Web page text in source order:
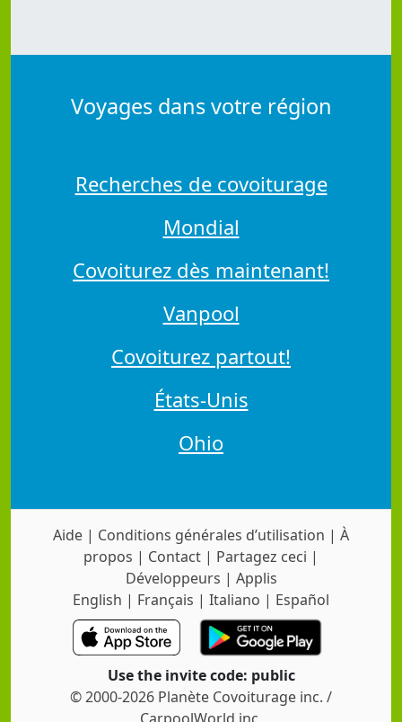
Voyages dans votre région
Recherches de covoiturage
Mondial
Covoiturez dès maintenant!
Vanpool
Covoiturez partout!
États-Unis
Ohio
Aide | Conditions générales d’utilisation | À
propos | Contact | Partagez ceci |
Développeurs | Applis
English | Français | Italiano | Español
Use the invite code: public
© 2000-2026 Planète Covoiturage inc. /